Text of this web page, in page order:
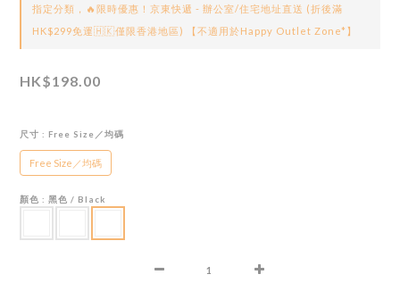
指定分類，🔥限時優惠！京東快遞 - 辦公室/住宅地址直送 (折後滿
HK$299免運🇭🇰僅限香港地區) 【不適用於Happy Outlet Zone*】
HK$198.00
尺寸 : Free Size／均碼
Free Size／均碼
顏色 : 黑色 / Black